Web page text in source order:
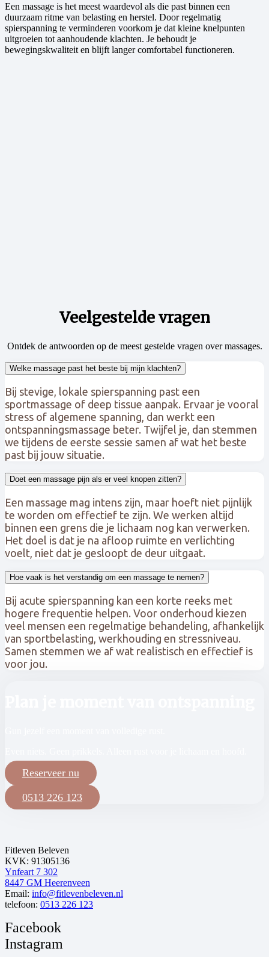
Een massage is het meest waardevol als die past binnen een
duurzaam ritme van belasting en herstel. Door regelmatig
spierspanning te verminderen voorkom je dat kleine knelpunten
uitgroeien tot aanhoudende klachten. Je behoudt je
bewegingskwaliteit en blijft langer comfortabel functioneren.
Veelgestelde vragen
Ontdek de antwoorden op de meest gestelde vragen over massages.
Welke massage past het beste bij mijn klachten?
Bij stevige, lokale spierspanning past een
sportmassage of deep tissue aanpak. Ervaar je vooral
stress of algemene spanning, dan werkt een
ontspanningsmassage beter. Twijfel je, dan stemmen
we tijdens de eerste sessie samen af wat het beste
past bij jouw situatie.
Doet een massage pijn als er veel knopen zitten?
Een massage mag intens zijn, maar hoeft niet pijnlijk
te worden om effectief te zijn. We werken altijd
binnen een grens die je lichaam nog kan verwerken.
Het doel is dat je na afloop ruimte en verlichting
voelt, niet dat je gesloopt de deur uitgaat.
Hoe vaak is het verstandig om een massage te nemen?
Bij acute spierspanning kan een korte reeks met
hogere frequentie helpen. Voor onderhoud kiezen
veel mensen een regelmatige behandeling, afhankelijk
van sportbelasting, werkhouding en stressniveau.
Samen stemmen we af wat realistisch en effectief is
voor jou.
Reserveer nu
0513 226 123
Fitleven Beleven
KVK: 91305136
Ynfeart 7 302
8447 GM Heerenveen
Email: info@fitlevenbeleven.nl
telefoon: 0513 226 123
Facebook
Instagram